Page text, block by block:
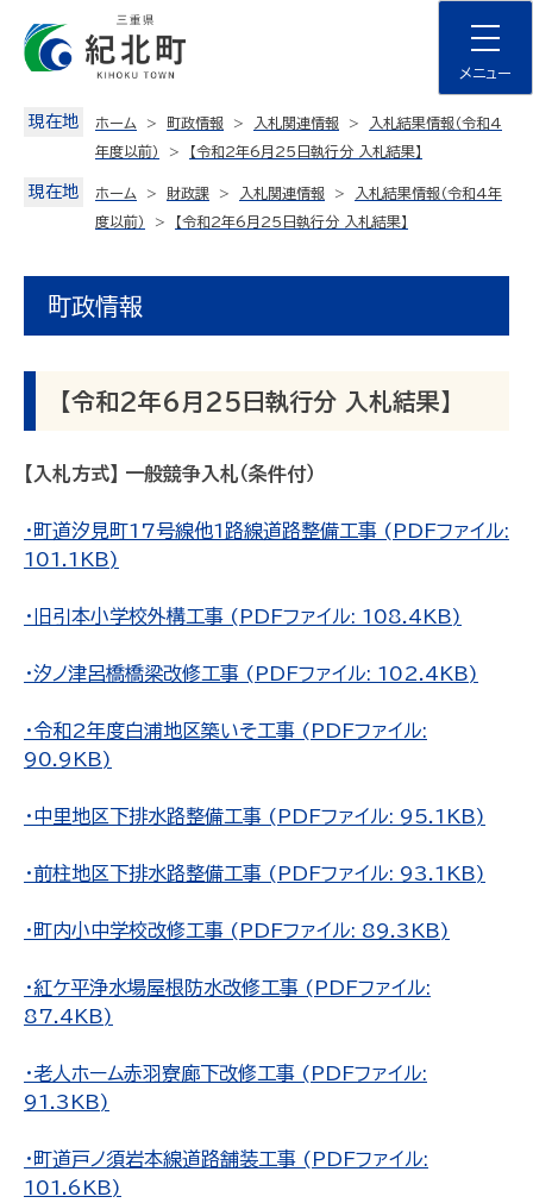
content
メニュー
現在地 ホーム 町政情報 入札関連情報
入札結果情報（令和4
年度以前）
【令和2年6月25日執行分 入札結果】
現在地 ホーム 財政課 入札関連情報
入札結果情報（令和4年
度以前）
【令和2年6月25日執行分 入札結果】
町政情報
【令和2年6月25日執行分 入札結果】
【入札方式】 一般競争入札（条件付）
・町道汐見町17号線他1路線道路整備工事 (PDFファイル:
101.1KB)
・旧引本小学校外構工事 (PDFファイル: 108.4KB)
・汐ノ津呂橋橋梁改修工事 (PDFファイル: 102.4KB)
・令和2年度白浦地区築いそ工事 (PDFファイル:
90.9KB)
・中里地区下排水路整備工事 (PDFファイル: 95.1KB)
・前柱地区下排水路整備工事 (PDFファイル: 93.1KB)
・町内小中学校改修工事 (PDFファイル: 89.3KB)
・紅ケ平浄水場屋根防水改修工事 (PDFファイル:
87.4KB)
・老人ホーム赤羽寮廊下改修工事 (PDFファイル:
91.3KB)
・町道戸ノ須岩本線道路舗装工事 (PDFファイル:
101.6KB)